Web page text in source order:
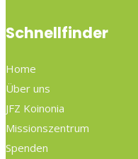
Schnellfinder
Home
Über uns
JFZ Koinonia
Missionszentrum
Spenden